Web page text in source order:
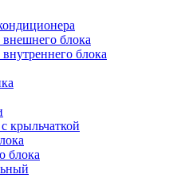
блока
блока
крыльчаткой
блока